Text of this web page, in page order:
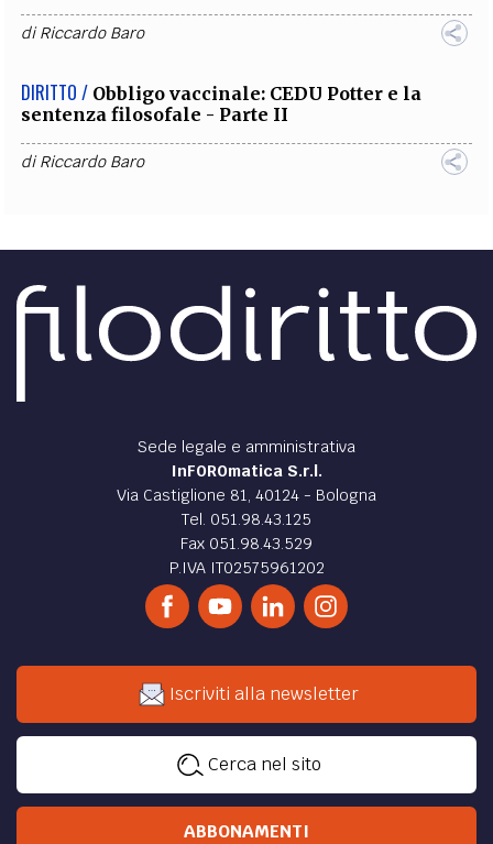
diRiccardo Baro
DIRITTO / Obbligo vaccinale: CEDU Potter e la
sentenza filosofale - Parte II
diRiccardo Baro
Sede legale e amministrativa
InFOROmatica S.r.l.
Via Castiglione 81, 40124 - Bologna
Tel. 051.98.43.125
Fax 051.98.43.529
P.IVA IT02575961202
Iscriviti alla newsletter
Cerca nel sito
ABBONAMENTI